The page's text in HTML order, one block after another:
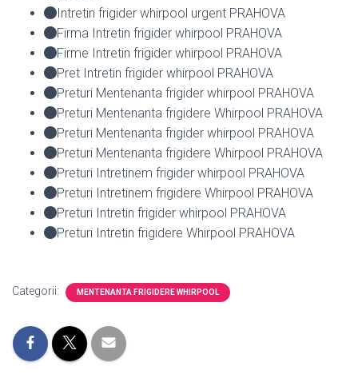
Intretin frigider whirpool urgent PRAHOVA
Firma Intretin frigider whirpool PRAHOVA
Firme Intretin frigider whirpool PRAHOVA
Pret Intretin frigider whirpool PRAHOVA
Preturi Mentenanta frigider whirpool PRAHOVA
Preturi Mentenanta frigidere Whirpool PRAHOVA
Preturi Mentenanta frigider whirpool PRAHOVA
Preturi Mentenanta frigidere Whirpool PRAHOVA
Preturi Intretinem frigider whirpool PRAHOVA
Preturi Intretinem frigidere Whirpool PRAHOVA
Preturi Intretin frigider whirpool PRAHOVA
Preturi Intretin frigidere Whirpool PRAHOVA
Categorii: MENTENANTA FRIGIDERE WHIRPOOL